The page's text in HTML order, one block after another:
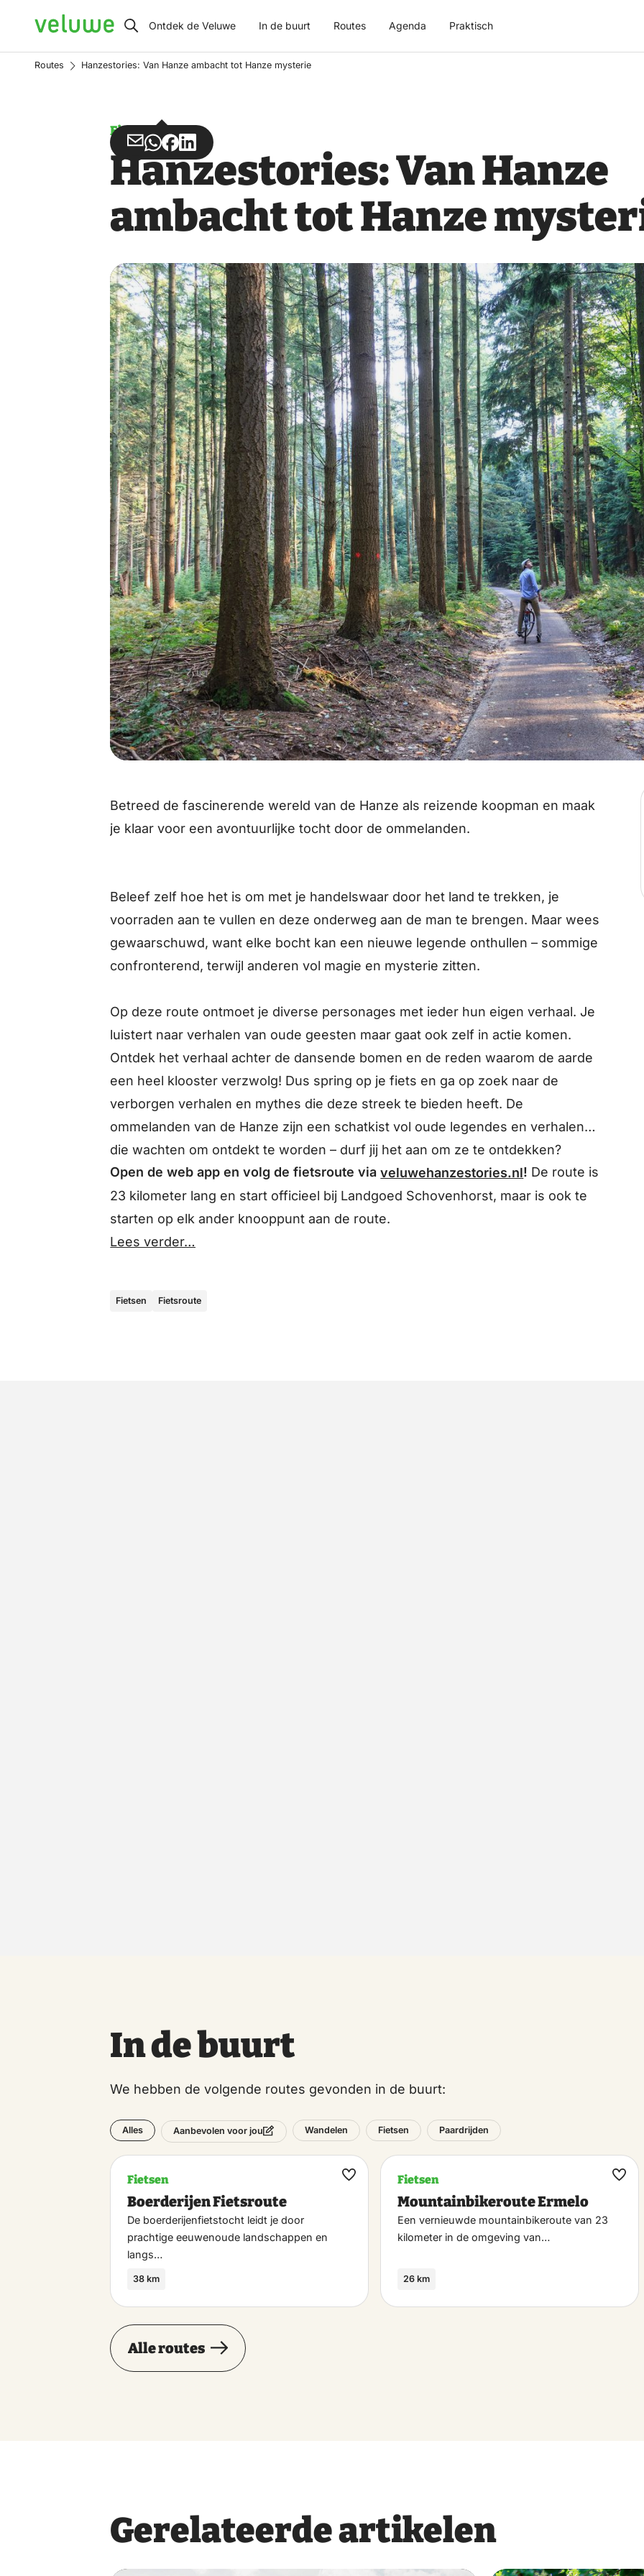
Veluwe Ontdek de Veluwe In de buurt Routes Agenda Praktisch
Routes Hanzestories: Van Hanze ambacht tot Hanze mysterie
Fietsen
Deel
via
Deel
via
Deel
op
Deel
op
Hanzestories: Van Hanze
ambacht tot Hanze
Betreed de fascinerende wereld van de Hanze als reizende koopman en maak
je klaar voor een avontuurlijke tocht door de ommelanden.
Beleef zelf hoe het is om met je handelswaar door het land te trekken, je
voorraden aan te vullen en deze onderweg aan de man te brengen. Maar wees
gewaarschuwd, want elke bocht kan een nieuwe legende onthullen – sommige
confronterend, terwijl anderen vol magie en mysterie zitten.
Op deze route ontmoet je diverse personages met ieder hun eigen verhaal. Je
luistert naar verhalen van oude geesten maar gaat ook zelf in actie komen.
Ontdek het verhaal achter de dansende bomen en de reden waarom de aarde
een heel klooster verzwolg! Dus spring op je fiets en ga op zoek naar de
verborgen verhalen en mythes die deze streek te bieden heeft. De
ommelanden van de Hanze zijn een schatkist vol oude legendes en verhalen
die wachten om ontdekt te worden – durf jij het aan om ze te ontdekken?
Open de web app en volg de fietsroute viaveluwehanzestories.nl! De route is
23 kilometer lang en start officieel bij Landgoed Schovenhorst, maar is ook te
starten op elk ander knooppunt aan de route.
Lees verder…
Fietsen Fietsroute
In de buurt
We hebben de volgende routes gevonden in de buurt:
Alles Aanbevolen voor jou Wandelen Fietsen Paardrijden
Fietsen
Boerderijen Fietsroute
De boerderijenfietstocht leidt je door
prachtige eeuwenoude landschappen en
langs…
38 km
Maak
Fietsen
Mountainbikeroute Ermelo
Een vernieuwde mountainbikeroute van 23
kilometer in de omgeving van…
26 km
Maak
Alle routes
Gerelateerde artikelen